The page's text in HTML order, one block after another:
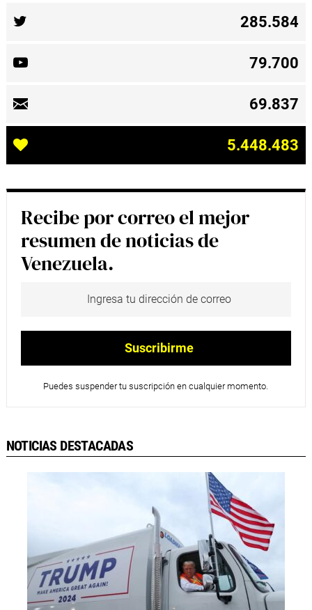
285.584
79.700
69.837
5.448.483
Recibe por correo el mejor
resumen de noticias de
Venezuela.
Puedes suspender tu suscripción en cualquier momento.
NOTICIAS DESTACADAS